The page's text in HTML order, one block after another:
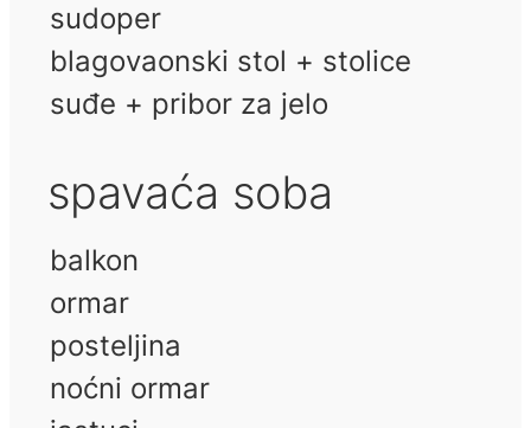
sudoper
blagovaonski stol + stolice
suđe + pribor za jelo
spavaća soba
balkon
ormar
posteljina
noćni ormar